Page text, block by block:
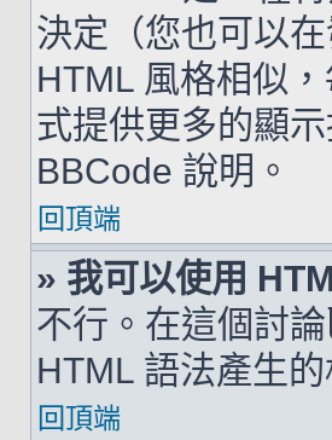
決定（您也可以
HTML 風格相似
式提供更多的顯
BBCode 說明。
回頂端
» 我可以使用
不行。在這個討
HTML 語法產生
回頂端